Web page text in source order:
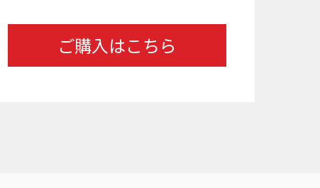
ご購入はこちら